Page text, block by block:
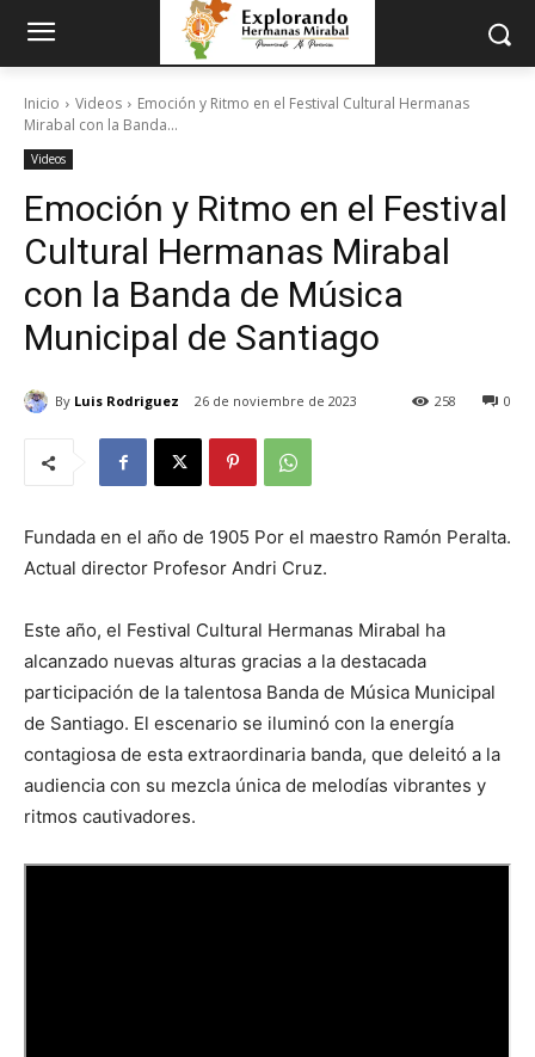
Inicio Videos
Emoción y Ritmo en el Festival Cultural Hermanas
Mirabal con la Banda...
Videos
Emoción y Ritmo en el Festival
Cultural Hermanas Mirabal
con la Banda de Música
Municipal de Santiago
By Luis Rodriguez 26 de noviembre de 2023 0
258
Fundada en el año de 1905 Por el maestro Ramón Peralta.
Actual director Profesor Andri Cruz.
Este año, el Festival Cultural Hermanas Mirabal ha
alcanzado nuevas alturas gracias a la destacada
participación de la talentosa Banda de Música Municipal
de Santiago. El escenario se iluminó con la energía
contagiosa de esta extraordinaria banda, que deleitó a la
audiencia con su mezcla única de melodías vibrantes y
ritmos cautivadores.